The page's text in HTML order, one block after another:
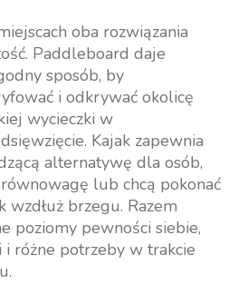
oba rozwiązania
Paddleboard daje
sposób, by
i odkrywać okolicę
wycieczki w
Kajak zapewnia
alternatywę dla osób,
lub chcą pokonać
wzdłuż brzegu. Razem
poziomy pewności siebie,
różne potrzeby w trakcie